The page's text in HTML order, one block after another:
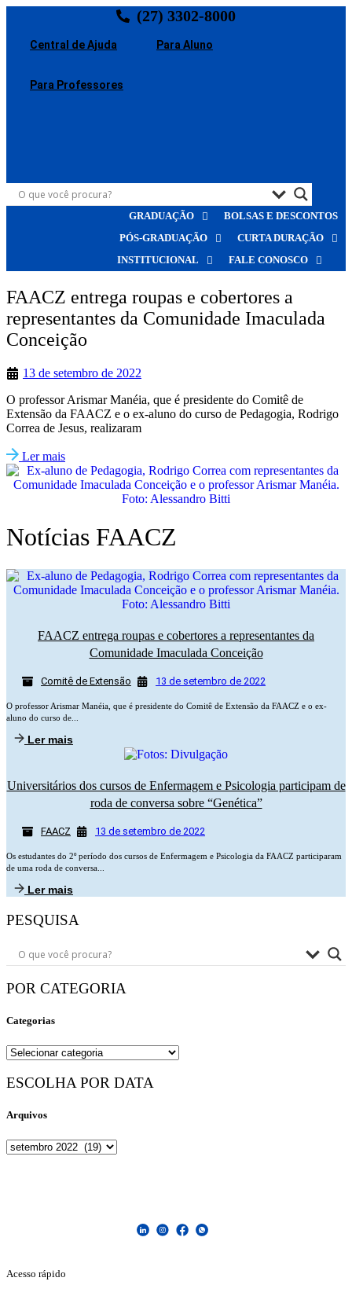
conteúdo
(27) 3302-8000
Central de Ajuda Para Aluno
Para Professores
GRADUAÇÃO
BOLSAS E DESCONTOS
PÓS-GRADUAÇÃO
CURTA DURAÇÃO
INSTITUCIONAL
FALE CONOSCO
FAACZ entrega roupas e cobertores a
representantes da Comunidade Imaculada
Conceição
13 de setembro de 2022
O professor Arismar Manéia, que é presidente do Comitê de
Extensão da FAACZ e o ex-aluno do curso de Pedagogia, Rodrigo
Correa de Jesus, realizaram
Ler mais
Notícias FAACZ
FAACZ entrega roupas e cobertores a representantes da
Comunidade Imaculada Conceição
Comitê de Extensão 13 de setembro de 2022
O professor Arismar Manéia, que é presidente do Comitê de Extensão da FAACZ e o ex-
aluno do curso de...
Ler mais
Universitários dos cursos de Enfermagem e Psicologia participam de
roda de conversa sobre “Genética”
FAACZ 13 de setembro de 2022
Os estudantes do 2º período dos cursos de Enfermagem e Psicologia da FAACZ participaram
de uma roda de conversa...
Ler mais
PESQUISA
POR CATEGORIA
Categorias
Categorias
ESCOLHA POR DATA
Arquivos
Arquivos
Acesso rápido